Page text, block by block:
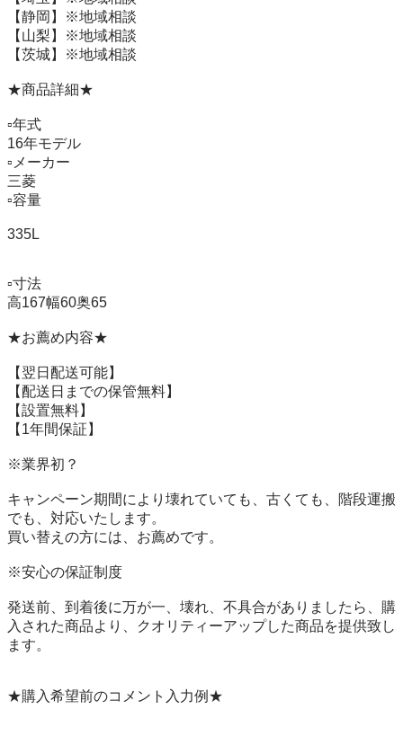
【静岡】※地域相談
【山梨】※地域相談
【茨城】※地域相談
★商品詳細★
▫️年式
16年モデル
▫️メーカー
三菱
▫️容量
335L
▫️寸法
高167幅60奥65
★お薦め内容★
【翌日配送可能】
【配送日までの保管無料】
【設置無料】
【1年間保証】
※業界初？
キャンペーン期間により壊れていても、古くても、階段運搬
でも、対応いたします。
買い替えの方には、お薦めです。
※安心の保証制度
発送前、到着後に万が一、壊れ、不具合がありましたら、購
入された商品より、クオリティーアップした商品を提供致し
ます。
★購入希望前のコメント入力例★